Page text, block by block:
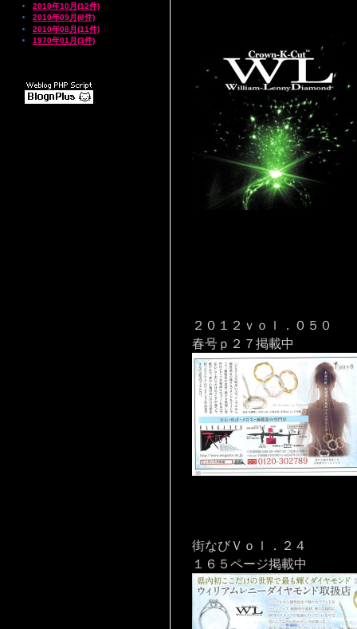
2010年10月(12件)
2010年09月(8件)
2010年08月(11件)
1970年01月(3件)
２０１２ｖｏｌ．０５０
春号ｐ２７掲載中
街なびＶｏｌ．２４
１６５ページ掲載中